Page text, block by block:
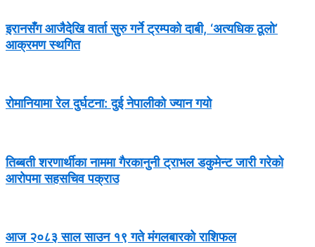
इरानसँग आजैदेखि वार्ता सुरु गर्ने ट्रम्पको दाबी, ‘अत्यधिक ठूलो’
आक्रमण स्थगित
रोमानियामा रेल दुर्घटना: दुई नेपालीको ज्यान गयो
तिब्बती शरणार्थीका नाममा गैरकानुनी ट्राभल डकुमेन्ट जारी गरेको
आरोपमा सहसचिव पक्राउ
आज २०८३ साल साउन १९ गते मंगलबारको राशिफल